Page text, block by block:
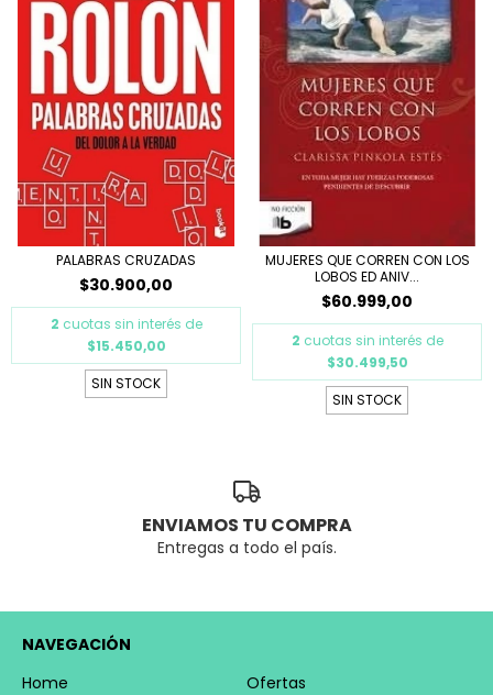
PALABRAS CRUZADAS
$30.900,00
2 cuotas sin interés de
$15.450,00
SIN STOCK
MUJERES QUE CORREN CON LOS
LOBOS ED ANIV...
$60.999,00
2 cuotas sin interés de
$30.499,50
SIN STOCK
ENVIAMOS TU COMPRA
Entregas a todo el país.
NAVEGACIÓN
Home
Ofertas